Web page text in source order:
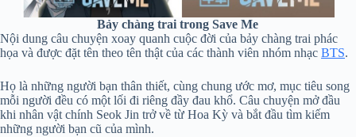
Bảy chàng trai trong Save Me
Nội dung câu chuyện xoay quanh cuộc đời của bảy chàng trai phác
họa và được đặt tên theo tên thật của các thành viên nhóm nhạc BTS.
Họ là những người bạn thân thiết, cùng chung ước mơ, mục tiêu song
mỗi người đều có một lối đi riêng đầy đau khổ. Câu chuyện mở đầu
khi nhân vật chính Seok Jin trở về từ Hoa Kỳ và bắt đầu tìm kiếm
những người bạn cũ của mình.